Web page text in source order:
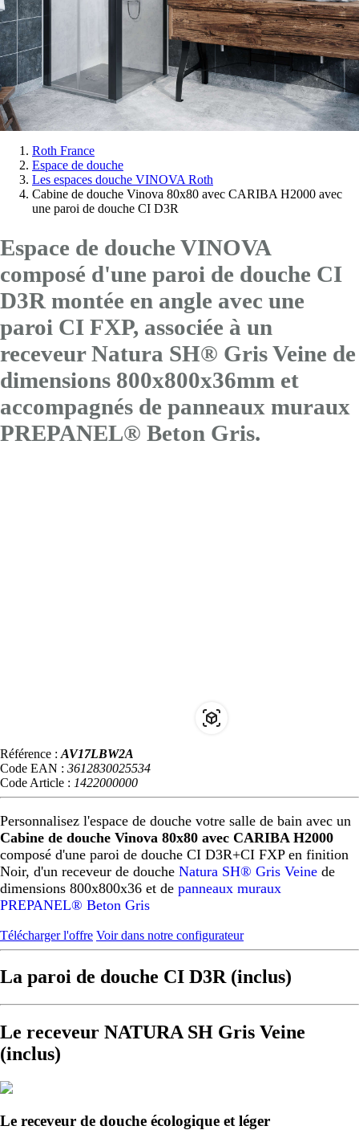
Vous
êtes
Roth France
Espace de douche
Les espaces douche VINOVA Roth
Cabine de douche Vinova 80x80 avec CARIBA H2000 avec
une paroi de douche CI D3R
Espace de douche VINOVA
composé d'une paroi de douche CI
D3R montée en angle avec une
paroi CI FXP, associée à un
receveur Natura SH® Gris Veine de
dimensions 800x800x36mm et
accompagnés de panneaux muraux
PREPANEL® Beton Gris.
Référence : AV17LBW2A
Code EAN : 3612830025534
Code Article : 1422000000
Personnalisez l'espace de douche votre salle de bain avec un
Cabine de douche Vinova 80x80 avec CARIBA H2000
composé d'une paroi de douche CI D3R+CI FXP en finition
Noir, d'un receveur de douche Natura SH® Gris Veine de
dimensions 800x800x36 et de panneaux muraux
PREPANEL® Beton Gris
Télécharger l'offre Voir dans notre configurateur
La paroi de douche CI D3R (inclus)
Le receveur NATURA SH Gris Veine
(inclus)
Le receveur de douche écologique et léger